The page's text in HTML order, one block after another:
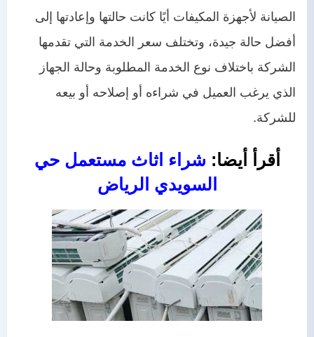
الصيانة لأجهزة المكيفات أيًا كانت حالتها وإعادتها إلى
أفضل حالة جيدة، وتختلف سعر الخدمة التي تقدمها
الشركة باختلاف نوع الخدمة المطلوبة وحالة الجهاز
الذي يرغب العميل في شراءه أو إصلاحه أو بيعه
للشركة.
أقرأ أيضا: شراء اثاث مستعمل حي
السويدي الرياض